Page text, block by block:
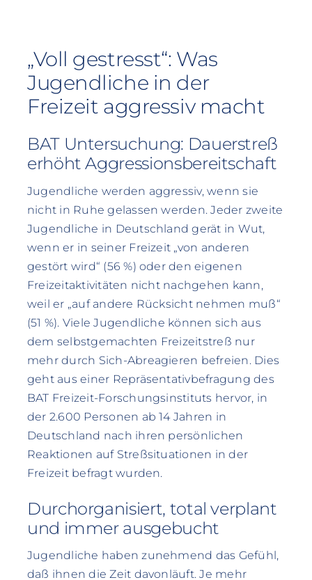
„Voll gestresst“: Was
Jugendliche in der
Freizeit aggressiv macht
BAT Untersuchung: Dauerstreß
erhöht Aggressionsbereitschaft
Jugendliche werden aggressiv, wenn sie
nicht in Ruhe gelassen werden. Jeder zweite
Jugendliche in Deutschland gerät in Wut,
wenn er in seiner Freizeit „von anderen
gestört wird“ (56 %) oder den eigenen
Freizeitaktivitäten nicht nachgehen kann,
weil er „auf andere Rücksicht nehmen muß“
(51 %). Viele Jugendliche können sich aus
dem selbstgemachten Freizeitstreß nur
mehr durch Sich-Abreagieren befreien. Dies
geht aus einer Repräsentativbefragung des
BAT Freizeit-Forschungsinstituts hervor, in
der 2.600 Personen ab 14 Jahren in
Deutschland nach ihren persönlichen
Reaktionen auf Streßsituationen in der
Freizeit befragt wurden.
Durchorganisiert, total verplant
und immer ausgebucht
Jugendliche haben zunehmend das Gefühl,
daß ihnen die Zeit davonläuft. Je mehr